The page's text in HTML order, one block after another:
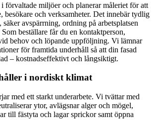
förvaltade miljöer och planerar måleriet för att
besökare och verksamheter. Det innebär tydlig
avspärrning, ordning på arbetsplatsen
beställare får du en kontaktperson,
behov och löpande uppföljning. Vi lämnar
för framtida underhåll så att din fasad
– kostnadseffektivt och långsiktigt.
i nordiskt klimat
med ett starkt underarbete. Vi tvättar med
ytor, avlägsnar alger och mögel,
till fästyta och lagar sprickor samt öppna